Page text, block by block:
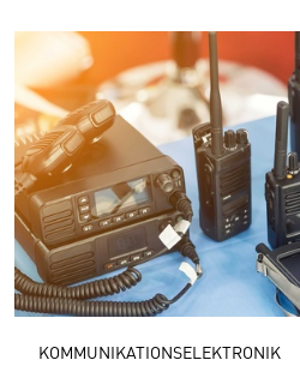
KOMMUNIKATIONSELEKTRONIK